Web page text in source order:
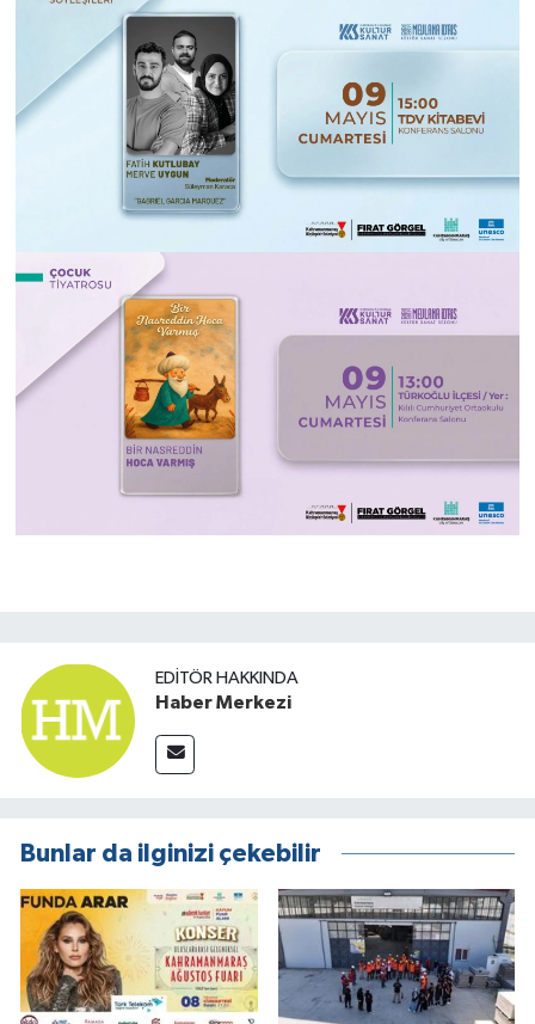
EDITÖR HAKKINDA
Haber Merkezi
Bunlar da ilginizi çekebilir